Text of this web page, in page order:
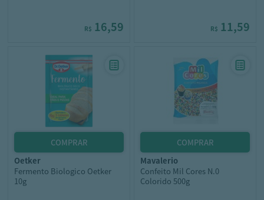
R$ 16,59 R$ 11,59
oetker
Fermento Biologico Oetker
10g
mavalerio
Confeito Mil Cores N.0
Colorido 500g